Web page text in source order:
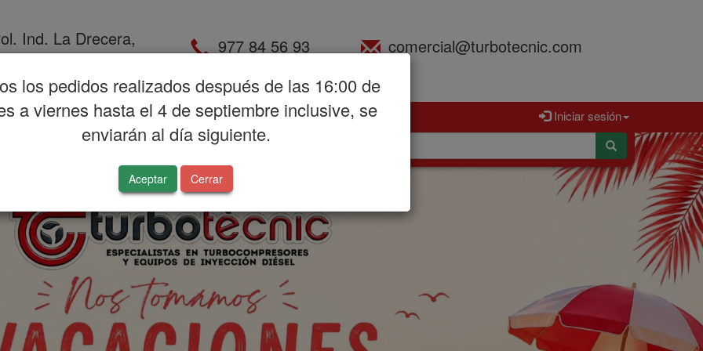
Ind. La Drecera,
Mecánica, 4
977 84 56 93 comercial@turbotecnic.com
Iniciar sesión
autorizado Contacto Localización
los pedidos realizados después de las 16:00 de
a viernes hasta el 4 de septiembre inclusive, se
enviarán al día siguiente.
Aceptar Cerrar